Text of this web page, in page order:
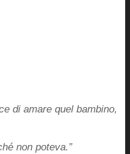
di amare quel bambino,
non poteva.”